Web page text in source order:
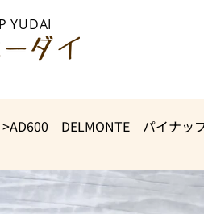
YUDAI
>AD600 DELMONTE パイナッ